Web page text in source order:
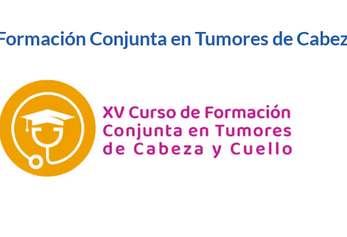
Conjunta en Tumores de